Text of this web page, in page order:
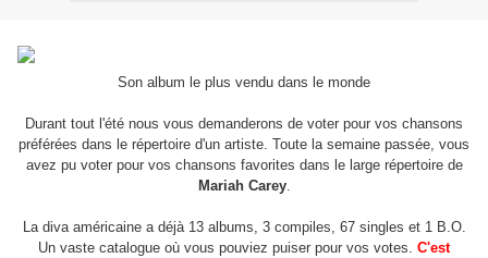
Son album le plus vendu dans le monde
Durant tout l'été nous vous demanderons de voter pour vos chansons
préférées dans le répertoire d'un artiste. Toute la semaine passée, vous
avez pu voter pour vos chansons favorites dans le large répertoire de
Mariah Carey.
La diva américaine a déjà 13 albums, 3 compiles, 67 singles et 1 B.O.
Un vaste catalogue où vous pouviez puiser pour vos votes. C'est